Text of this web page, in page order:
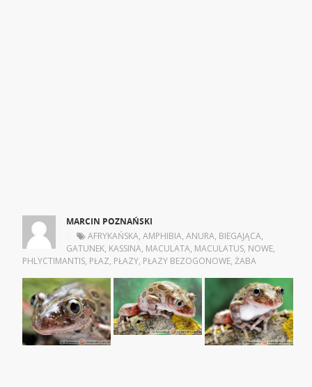
MARCIN POZNAŃSKI
AFRYKAŃSKA,AMPHIBIA,ANURA, BIEGAJĄCA,
GATUNEK, KASSINA, MACULATA, MACULATUS, NOWE,
PHLYCTIMANTIS, PŁAZ, PŁAZY, PŁAZY BEZOGONOWE,ŻABA